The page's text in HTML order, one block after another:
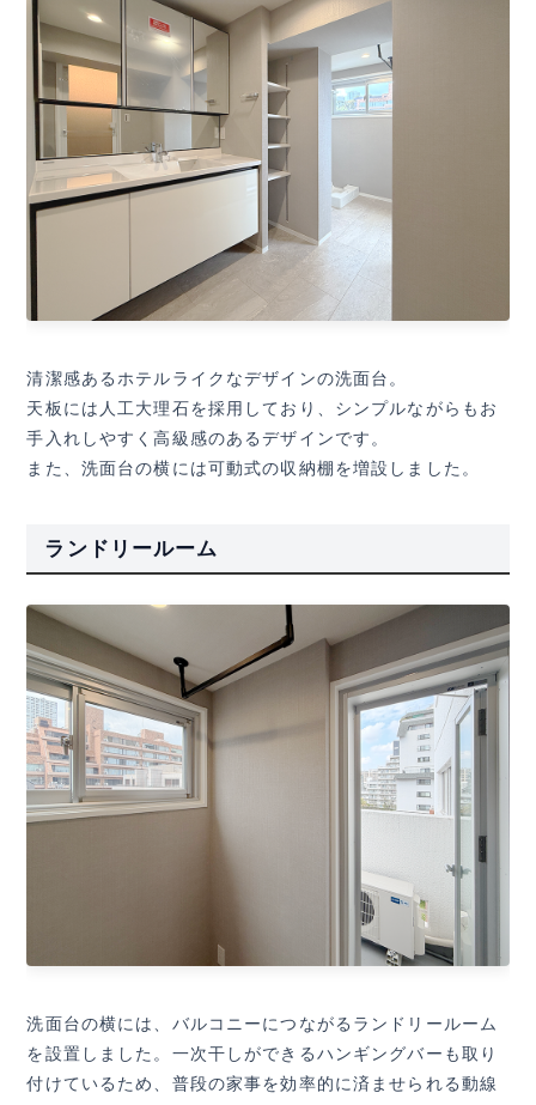
清潔感あるホテルライクなデザインの洗面台。
天板には人工大理石を採用しており、シンプルながらもお
手入れしやすく高級感のあるデザインです。
また、洗面台の横には可動式の収納棚を増設しました。
ランドリールーム
洗面台の横には、バルコニーにつながるランドリールーム
を設置しました。一次干しができるハンギングバーも取り
付けているため、普段の家事を効率的に済ませられる動線